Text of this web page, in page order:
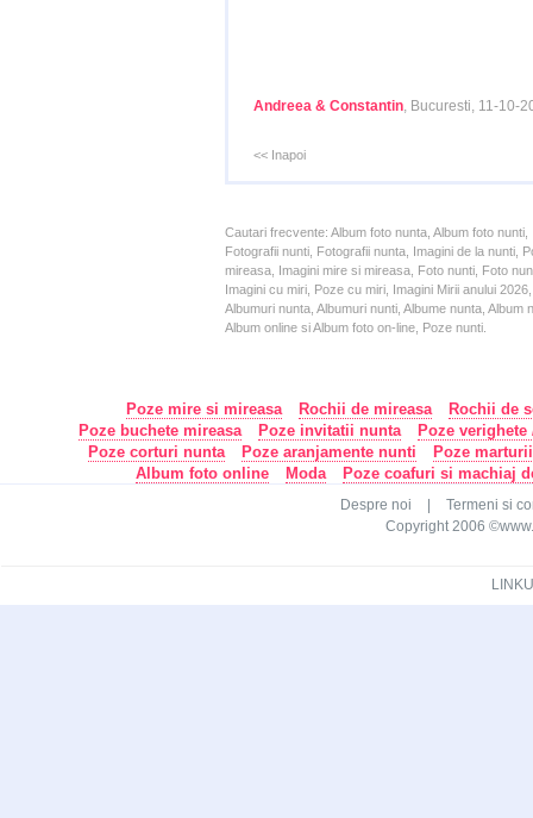
Andreea & Constantin, Bucuresti, 11-10-
<< Inapoi
Cautari frecvente: Album foto nunta, Album foto
Fotografii nunti, Fotografii nunta, Imagini de la nunti,
mireasa, Imagini mire si mireasa, Foto nunti, Foto
Imagini cu miri, Poze cu miri, Imagini Mirii anului
Albumuri nunta, Albumuri nunti, Albume nunta,
Album online si Album foto on-line, Poze nunti.
Poze mire si mireasa Rochii de mireasa
Rochii de
Poze buchete mireasa
Poze invitatii nunta
Poze
Poze corturi nunta
Poze aranjamente nunti
Poze
Album foto online
Moda Poze coafuri si machiaj
Despre noi
Termeni si
Copyright 2006